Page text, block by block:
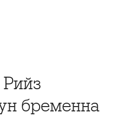
бременна